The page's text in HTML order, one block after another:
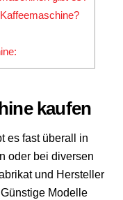
kaufen
es fast überall in
oder bei diversen
und Hersteller
Modelle